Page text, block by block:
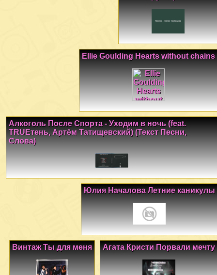
Ellie Goulding Hearts without chains
Алкоголь После Спорта - Уходим в ночь (feat.
TRUEтень, Артём Татищевский) (Текст Песни,
Слова)
Юлия Началова Летние каникулы
Агата Кристи Порвали мечту
Винтаж Ты для меня